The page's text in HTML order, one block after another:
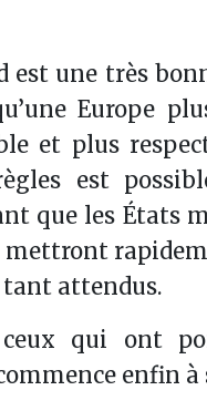
est une très
Europe
et plus
est
que les États
mettront
tant attendus.
qui ont
enfin